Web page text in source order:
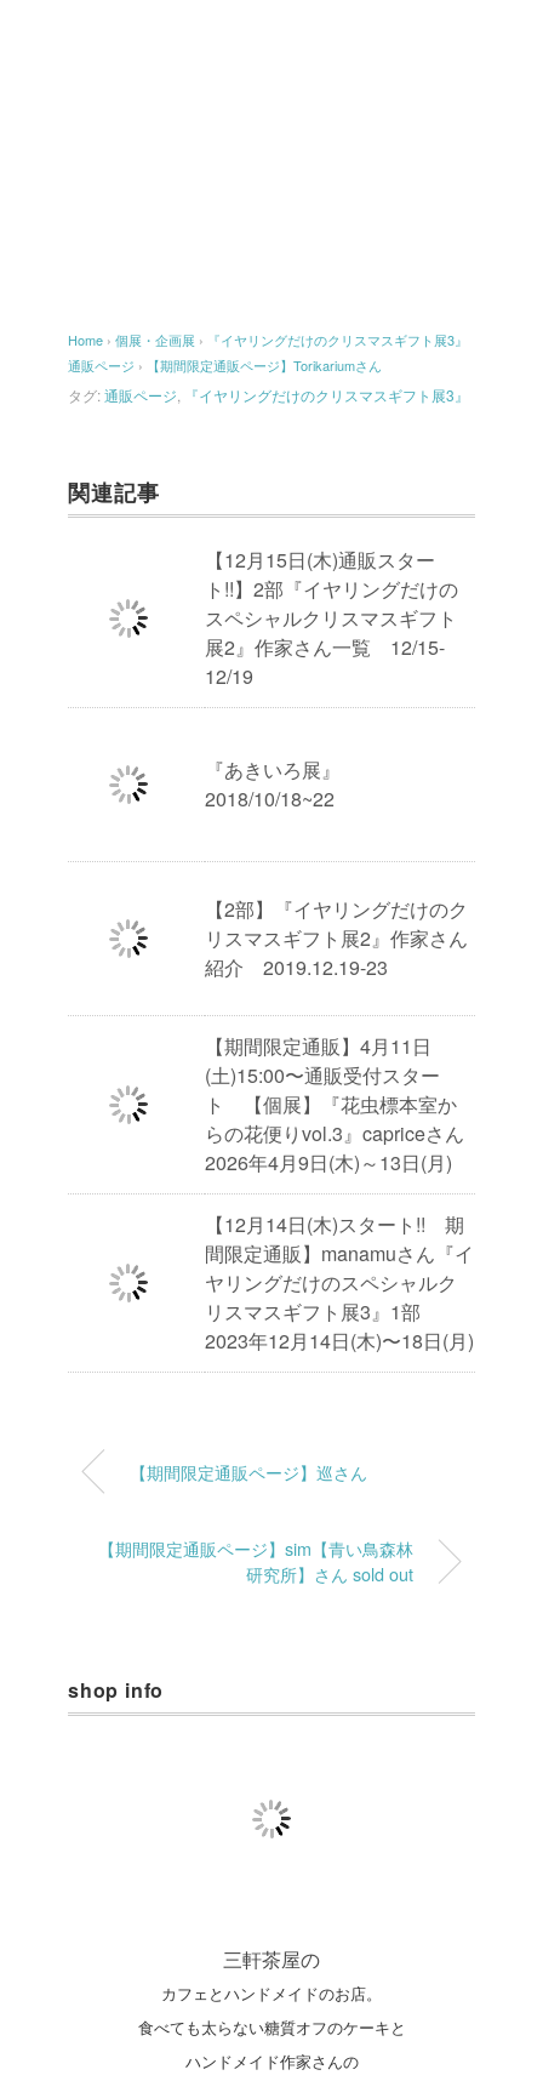
Home › 個展・企画展 ›
『イヤリングだけのクリスマスギフト展3』
通販ページ › 【期間限定通販ページ】Torikariumさん
タグ:通販ページ 『イヤリングだけのクリスマスギフト展3』
関連記事
【12月15日(木)通販スター
ト!!】2部『イヤリングだけの
スペシャルクリスマスギフト
展2』作家さん一覧 12/15-
12/19
『あきいろ展』
2018/10/18~22
【2部】『イヤリングだけのク
リスマスギフト展2』作家さん
紹介 2019.12.19-23
【期間限定通販】4月11日
(土)15:00〜通販受付スター
ト 【個展】『花虫標本室か
らの花便りvol.3』capriceさん
2026年4月9日(木)～13日(月)
【12月14日(木)スタート!! 期
間限定通販】manamuさん『イ
ヤリングだけのスペシャルク
リスマスギフト展3』1部
2023年12月14日(木)〜18日(月)
【期間限定通販ページ】巡さん
【期間限定通販ページ】sim【青い鳥森林
研究所】さん sold out
shop info
三軒茶屋の
カフェとハンドメイドのお店。
食べても太らない糖質オフのケーキと
ハンドメイド作家さんの